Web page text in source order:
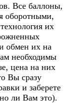
Все баллоны,
оборотными,
их
обмен их на
необходимы
цена на них
Вы сразу
и заберете
ли Вам это).